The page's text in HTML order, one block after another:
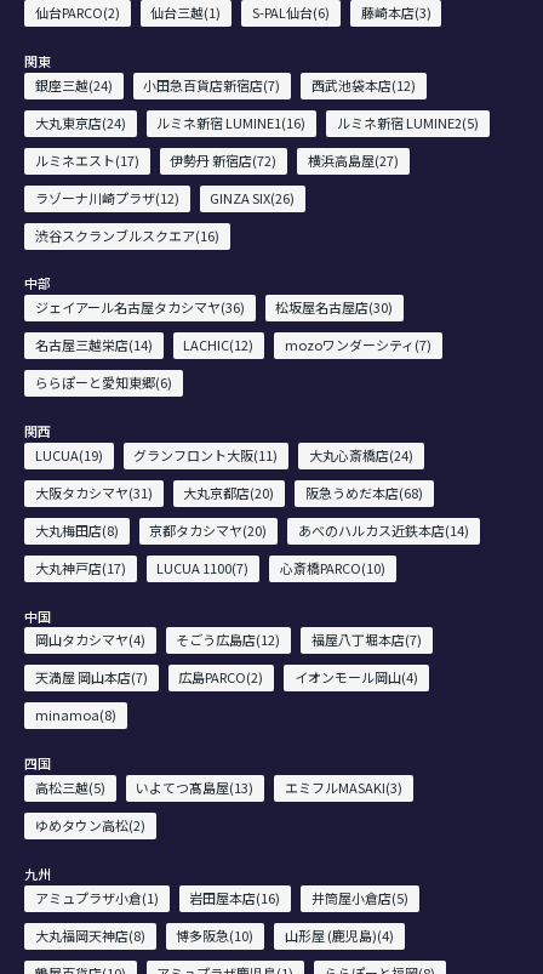
仙台PARCO(2) 仙台三越(1) S-PAL仙台(6) 藤崎本店(3)
関東
銀座三越(24)
小田急百貨店新宿店(7)
西武池袋本店(12)
大丸東京店(24)
ルミネ新宿 LUMINE1(16)
ルミネ新宿 LUMINE2(5)
ルミネエスト(17)
伊勢丹 新宿店(72)
横浜高島屋(27)
ラゾーナ川崎プラザ(12)
GINZA SIX(26)
渋谷スクランブルスクエア(16)
中部
ジェイアール名古屋タカシマヤ(36)
松坂屋名古屋店(30)
名古屋三越栄店(14)
LACHIC(12)
mozoワンダーシティ(7)
ららぽーと愛知東郷(6)
関西
LUCUA(19)
グランフロント大阪(11)
大丸心斎橋店(24)
大阪タカシマヤ(31)
大丸京都店(20)
阪急うめだ本店(68)
大丸梅田店(8)
京都タカシマヤ(20)
あべのハルカス近鉄本店(14)
大丸神戸店(17)
LUCUA 1100(7) 心斎橋PARCO(10)
中国
岡山タカシマヤ(4)
そごう広島店(12)
福屋八丁堀本店(7)
天満屋 岡山本店(7)
広島PARCO(2)
イオンモール岡山(4)
minamoa(8)
四国
高松三越(5)
いよてつ髙島屋(13)
エミフルMASAKI(3)
ゆめタウン高松(2)
九州
アミュプラザ小倉(1)
岩田屋本店(16)
井筒屋小倉店(5)
大丸福岡天神店(8)
博多阪急(10)
山形屋 (鹿児島)(4)